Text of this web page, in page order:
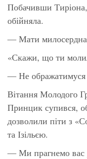
Побачивши
обійняла.
— Мати
«Скажи, що ти
— Не ображатимуся
Вітання Молодого
Принцик супився,
дозволили піти з
та Ізільєю.
— Ми прагнемо вас